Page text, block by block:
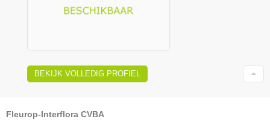
BEKIJK VOLLEDIG PROFIEL
Fleurop-Interflora CVBA